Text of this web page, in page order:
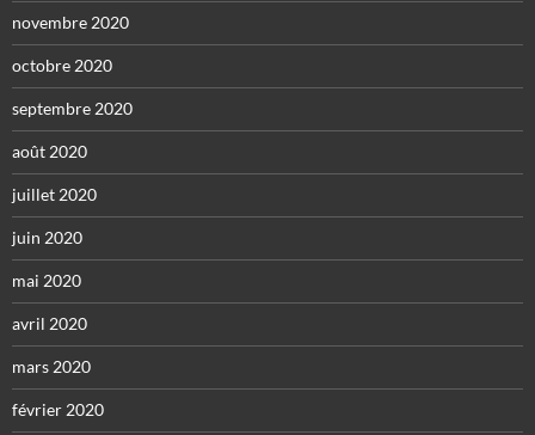
novembre 2020
octobre 2020
septembre 2020
août 2020
juillet 2020
juin 2020
mai 2020
avril 2020
mars 2020
février 2020